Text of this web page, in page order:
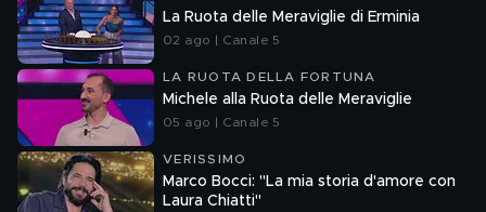
La Ruota delle Meraviglie di Erminia
02 ago | Canale 5
LA RUOTA DELLA FORTUNA
Michele alla Ruota delle Meraviglie
05 ago | Canale 5
VERISSIMO
Marco Bocci: "La mia storia d'amore con
Laura Chiatti"